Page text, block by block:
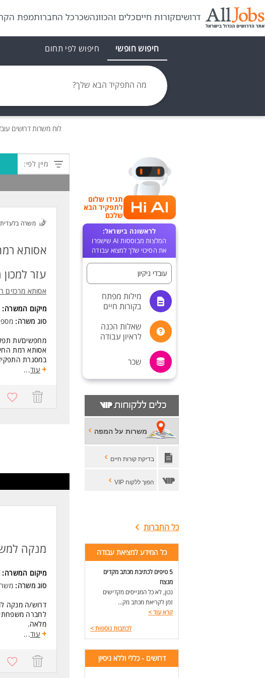
דרושיםקורות חייםכלים והכוונהשכרכל החברותמפת
חיפוש חופשי חיפוש לפי תחום
מה התפקיד הבא שלך?
לוח משרותדרושים
תגידו שלום
לתפקיד הבא
שלכם
לראשונה בישראל:
המלצות מבוססות AI שישפרו
את הסיכוי שלך למצוא עבודה
עובדי ניקיון
מילות מפתח
בקורות חיים
שאלות הכנה
לראיון עבודה
שכר
משרות על המפה
בדיקת קורות חיים
הפוך ללקוח VIP
כל החברות
כל המידע למציאת עבודה
5 טיפים לכתיבת מכתב מקדים
מנצח
נכון, לא כל המגייסים מקדישים
זמן לקריאת מכתב מק...
קרא עוד>
לכתבות נוספות>
דרושים - כללי וללא ניסיון
מיין לפי:
משרה בלעדית
אסותא
עזר
אסותא מרכזים
מיקום המשרה:
סוג משרה:
מחפשים/ות
אסותא רמת
במסגרת
לרווחת
חום ולחץ דם,
משרה מלאה ובמשמרות
ימי שישי
מוטיבציה
לעוד משרות
עוד...
מנקה
מיקום המשרה:
סוג משרה:
דרוש/ה מנקה
לחברה
מלאה.
טיפול במשימות
עוד...